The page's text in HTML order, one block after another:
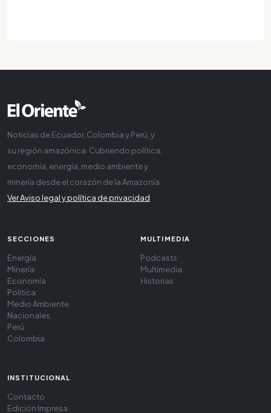
Noticias de Ecuador, Colombia y Perú, y
su región amazónica. Cubriendo política,
economía, energía, medio ambiente y
minería desde el corazón de la Amazonía
Ver Aviso legal y política de privacidad
SECCIONES
Energía
Minería
Economía
Política
Medio Ambiente
Nacionales
Perú
Colombia
MULTIMEDIA
Podcasts
Multimedia
Historias
INSTITUCIONAL
Contacto
Edición Impresa